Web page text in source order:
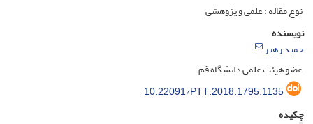
نوع مقاله : علمی و پژوهشی
نویسنده
حمید رهبر
عضو هیئت علمی دانشگاه قم
10.22091/PTT.2018.1795.1135
چکیده